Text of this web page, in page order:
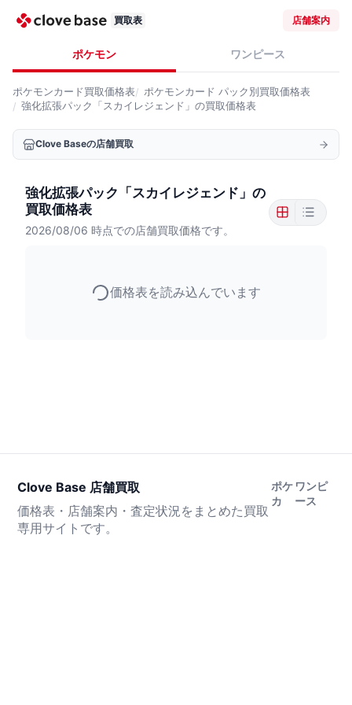
買取表 店舗案内
ポケモン ワンピース
ポケモンカード買取価格表 ポケモンカード パック別買取価格表
強化拡張パック「スカイレジェンド」の買取価格表
Clove Baseの店舗買取
強化拡張パック「スカイレジェンド」の
買取価格表
2026/08/06 時点での店舗買取価格です。
価格表を読み込んでいます
Clove Base 店舗買取
価格表・店舗案内・査定状況をまとめた買取
専用サイトです。
ポケ
カ
ワンピ
ース